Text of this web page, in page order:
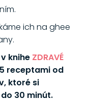
ich na ghee
knihe ZDRAVÉ
receptami od
ktoré si
30 minút.